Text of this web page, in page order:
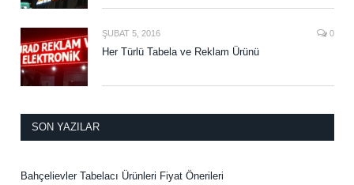
ŞUBAT 5, 2016 0
Her Türlü Tabela ve Reklam Ürünü
SON YAZILAR
Bahçelievler Tabelacı Ürünleri Fiyat Önerileri